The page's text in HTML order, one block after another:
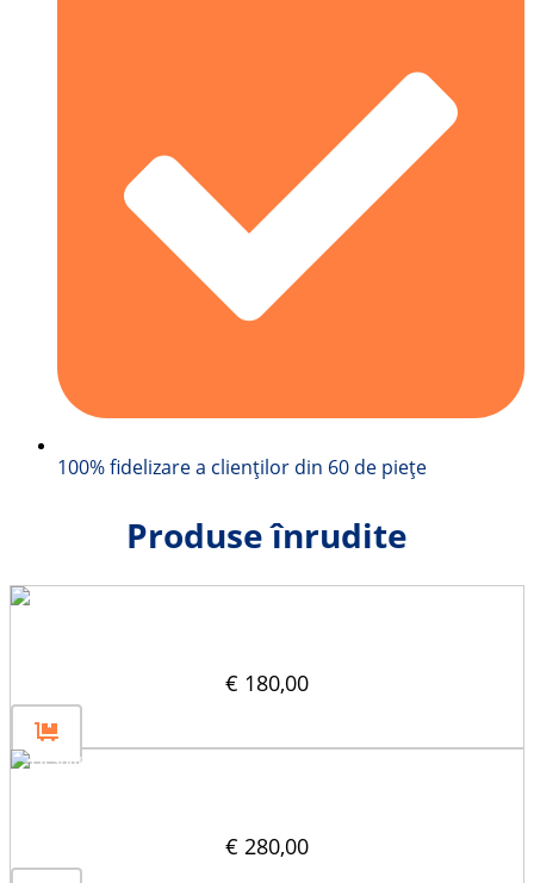
100% fidelizare a clienților din 60 de piețe
Produse înrudite
€ 180,00
€ 280,00